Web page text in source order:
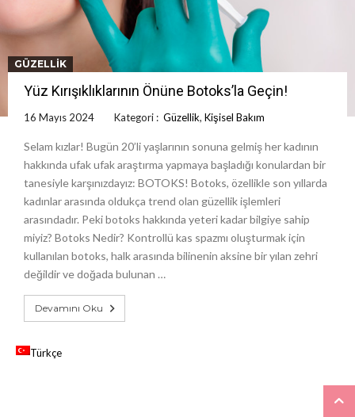
GÜZELLIK
Yüz Kırışıklıklarının Önüne Botoks’la Geçin!
16 Mayıs 2024 Kategori : Güzellik, Kişisel Bakım
Selam kızlar! Bugün 20’li yaşlarının sonuna gelmiş her kadının
hakkında ufak ufak araştırma yapmaya başladığı konulardan bir
tanesiyle karşınızdayız: BOTOKS! Botoks, özellikle son yıllarda
kadınlar arasında oldukça trend olan güzellik işlemleri
arasındadır. Peki botoks hakkında yeteri kadar bilgiye sahip
miyiz? Botoks Nedir? Kontrollü kas spazmı oluşturmak için
kullanılan botoks, halk arasında bilinenin aksine bir yılan zehri
değildir ve doğada bulunan …
Devamını Oku
Türkçe